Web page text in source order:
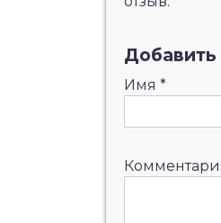
Добавить
Имя *